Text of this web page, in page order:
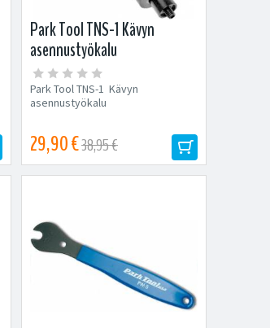
Park Tool TNS-1 Kävyn
asennustyökalu
Park Tool TNS-1 Kävyn
asennustyökalu
29,90 €38,95 €